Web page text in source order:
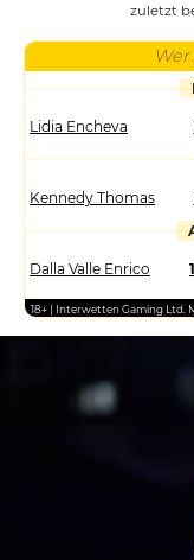
zuletzt
Lidia Encheva
Kennedy Thomas
Dalla Valle Enrico
18+ | Interwetten Gaming Ltd.